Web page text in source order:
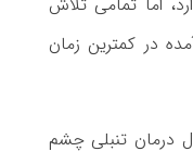
در کمترین زمان
درمان تنبلی چشم